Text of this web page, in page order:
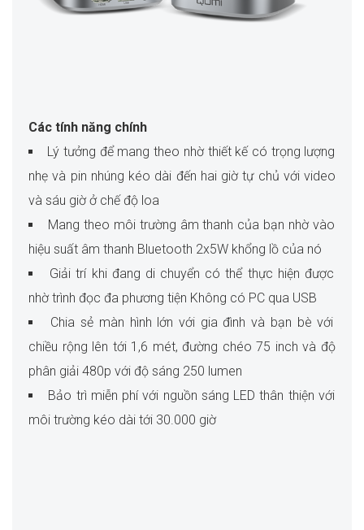
Các tính năng chính
Lý tưởng để mang theo nhờ thiết kế có trọng lượng
nhẹ và pin nhúng kéo dài đến hai giờ tự chủ với video
và sáu giờ ở chế độ loa
Mang theo môi trường âm thanh của bạn nhờ vào
hiệu suất âm thanh Bluetooth 2x5W khổng lồ của nó
Giải trí khi đang di chuyển có thể thực hiện được
nhờ trình đọc đa phương tiện Không có PC qua USB
Chia sẻ màn hình lớn với gia đình và bạn bè với
chiều rộng lên tới 1,6 mét, đường chéo 75 inch và độ
phân giải 480p với độ sáng 250 lumen
Bảo trì miễn phí với nguồn sáng LED thân thiện với
môi trường kéo dài tới 30.000 giờ